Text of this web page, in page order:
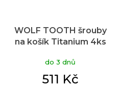
WOLF TOOTH šrouby
na košík Titanium 4ks
do 3 dnů
511 Kč